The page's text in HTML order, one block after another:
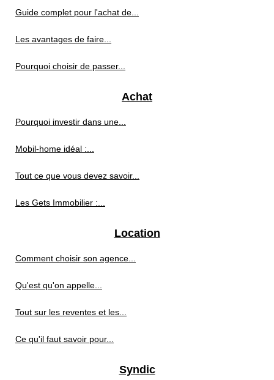
Guide complet pour l'achat de...
Les avantages de faire...
Pourquoi choisir de passer...
Achat
Pourquoi investir dans une...
Mobil-home idéal :...
Tout ce que vous devez savoir...
Les Gets Immobilier :...
Location
Comment choisir son agence...
Qu'est qu'on appelle...
Tout sur les reventes et les...
Ce qu'il faut savoir pour...
Syndic